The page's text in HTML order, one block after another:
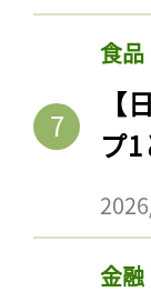
食品
プ
金融